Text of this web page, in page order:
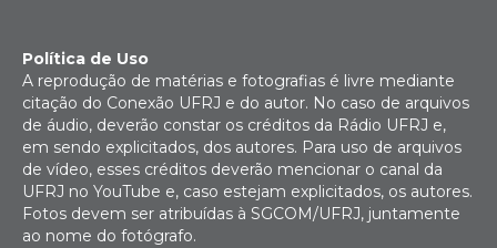
Política de Uso
A reprodução de matérias e fotografias é livre mediante
citação do Conexão UFRJ e do autor. No caso de arquivos
de áudio, deverão constar os créditos da Rádio UFRJ e,
em sendo explicitados, dos autores. Para uso de arquivos
de vídeo, esses créditos deverão mencionar o canal da
UFRJ no YouTube e, caso estejam explicitados, os autores.
Fotos devem ser atribuídas à SGCOM/UFRJ, juntamente
ao nome do fotógrafo.